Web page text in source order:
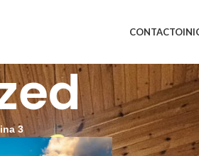
CONTACTO
3